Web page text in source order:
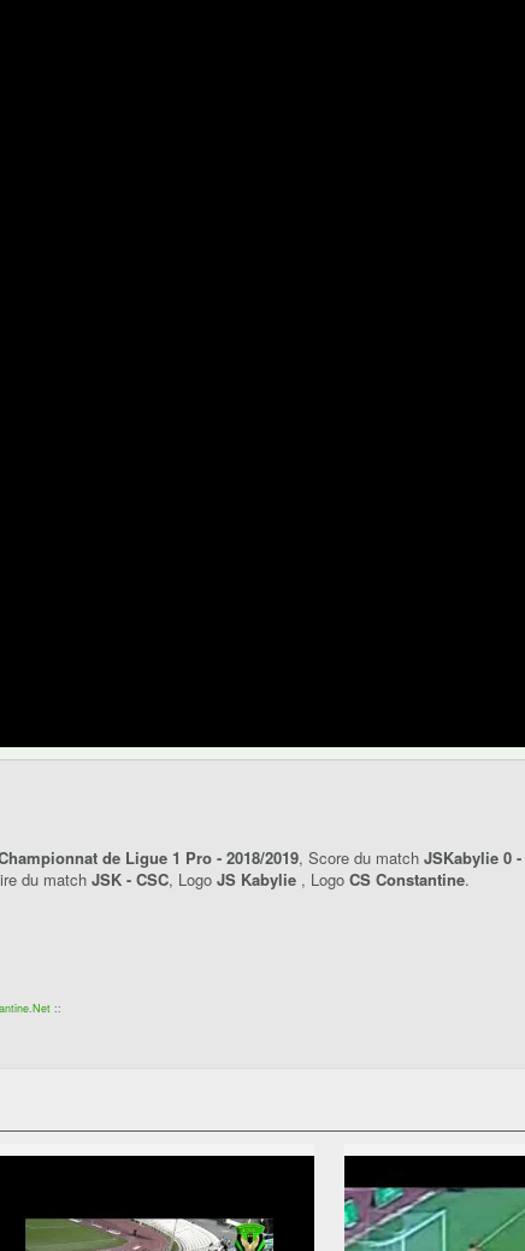
de Ligue 1 Pro - 2018/2019, Score du match JSKabylie 0 -
du match JSK - CSC, Logo JS Kabylie , Logo CS Constantine.
::